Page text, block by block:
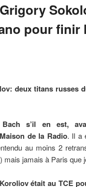
pour finir
deux titans russes
Bach s’il en est,
de la Radio. Il a
au moins 2
mais jamais à Paris que
était au TCE